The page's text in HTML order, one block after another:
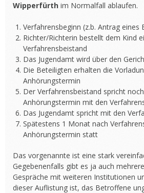
Wipperfürth im Normalfall ablaufen.
Verfahrensbeginn (z.b. Antrag eines
Richter/Richterin bestellt dem Kind
Verfahrensbeistand
Das Jugendamt wird über den
Die Beteiligten erhalten die
Anhörungstermin
Der Verfahrensbeistand spricht
Anhörungstermin mit den
Das Jugendamt spricht mit den
Spätestens 1 Monat nach
Anhörungstermin statt
Das vorgenannte ist eine stark
Gegebenenfalls gibt es ja auch
Gespräche mit weiteren Institutionen
dieser Auflistung ist, das Betroffene